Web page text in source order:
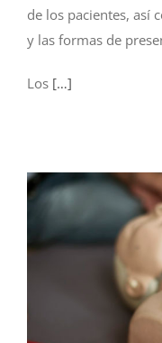
de los pacientes, así
y las formas de
Los […]